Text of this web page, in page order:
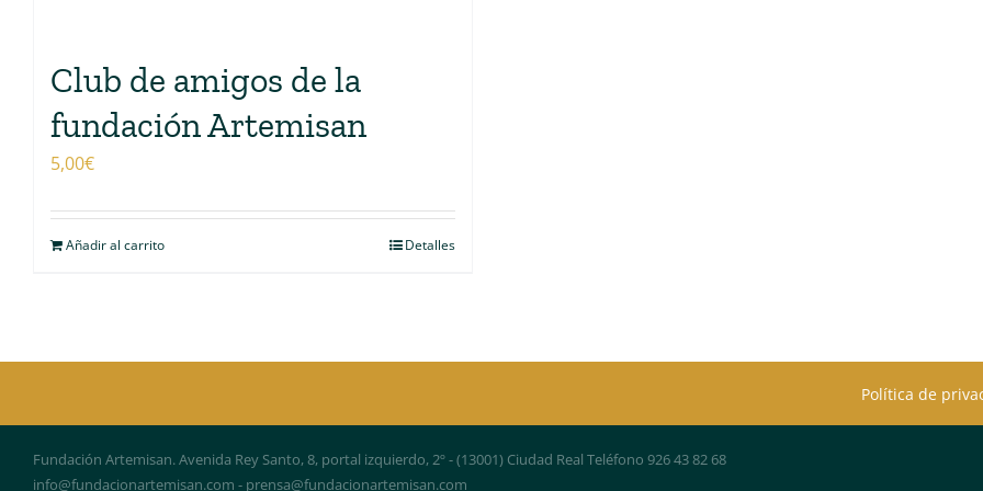
Club de amigos de la
fundación Artemisan
5,00€
Añadir al carrito Detalles
Política de
Fundación Artemisan. Avenida Rey Santo, 8, portal izquierdo, 2º - (13001) Ciudad Real Teléfono 926 43 82 68
info@fundacionartemisan.com - prensa@fundacionartemisan.com